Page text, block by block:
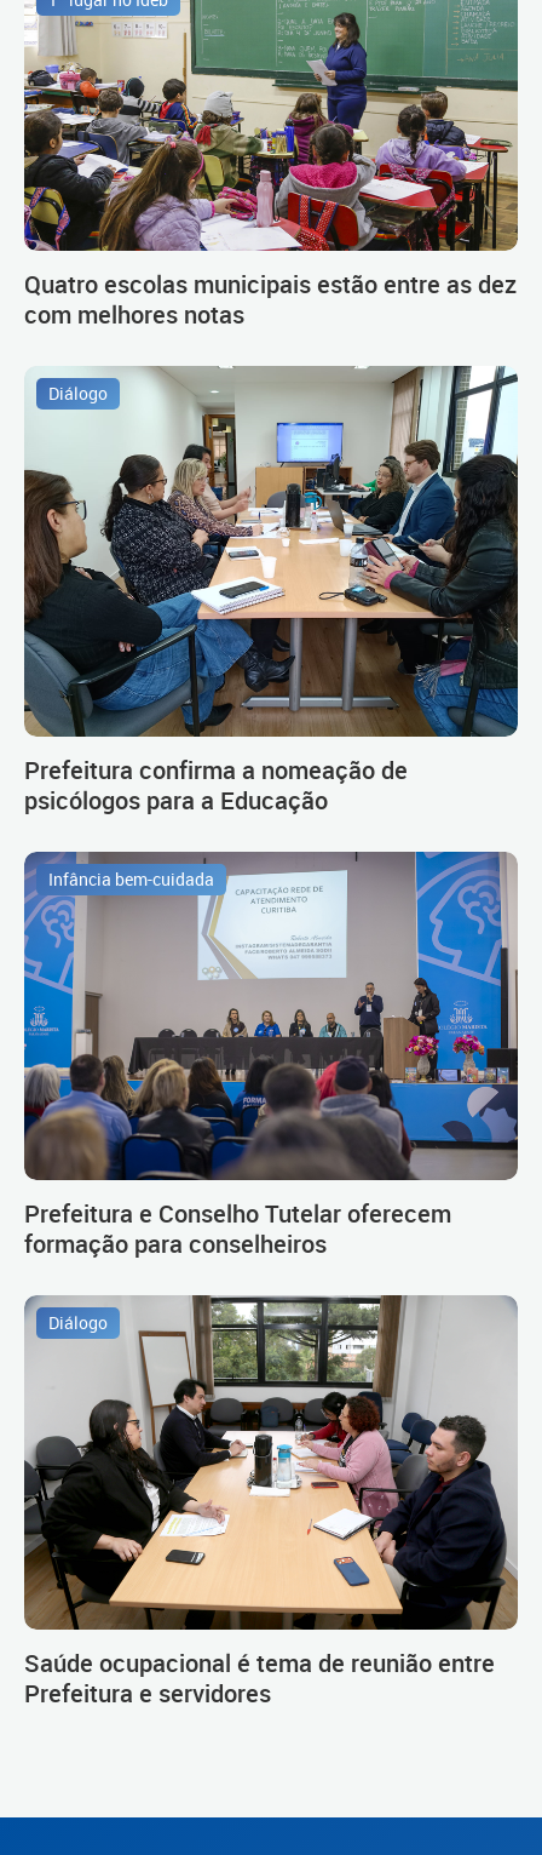
Quatro escolas municipais estão entre as dez
com melhores notas
Diálogo
Prefeitura confirma a nomeação de
psicólogos para a Educação
Infância bem-cuidada
Prefeitura e Conselho Tutelar oferecem
formação para conselheiros
Diálogo
Saúde ocupacional é tema de reunião entre
Prefeitura e servidores